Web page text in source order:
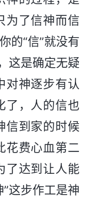
为了信神而信
的“信”就没有
这是确定无疑
对神逐步有认
了，人的信也
信到家的时候
花费心血第二
了达到让人能
这步作工是神